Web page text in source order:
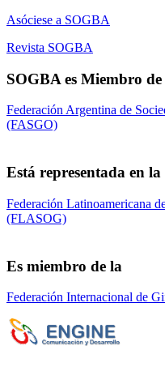
Asóciese a SOGBA
Revista SOGBA
SOGBA es Miembro de
Federación Argentina de
(FASGO)
Está representada en la
Federación Latinoamericana
(FLASOG)
Es miembro de la
Federación Internacional de